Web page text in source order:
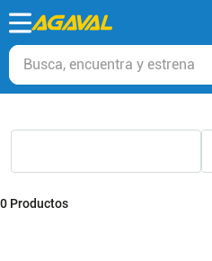
Busca, encuentra y estrena
0 Productos